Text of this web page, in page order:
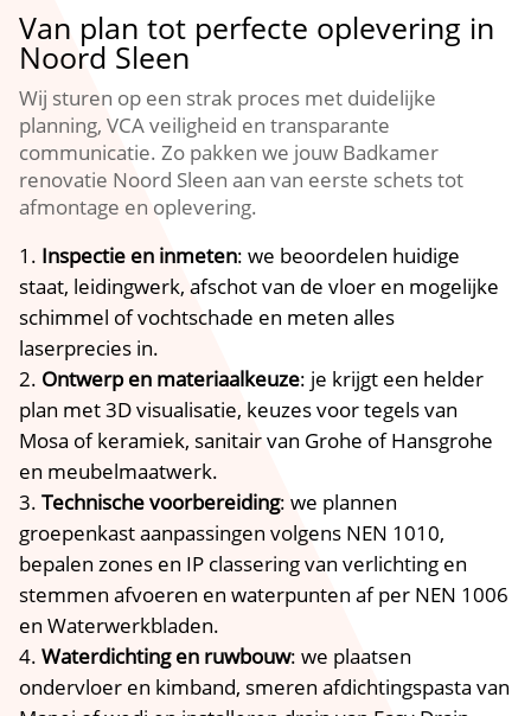
Van plan tot perfecte oplevering in
Noord Sleen
Wij sturen op een strak proces met duidelijke
planning, VCA veiligheid en transparante
communicatie. Zo pakken we jouw Badkamer
renovatie Noord Sleen aan van eerste schets tot
afmontage en oplevering.
Inspectie en inmeten: we beoordelen huidige
staat, leidingwerk, afschot van de vloer en mogelijke
schimmel of vochtschade en meten alles
laserprecies in.
Ontwerp en materiaalkeuze: je krijgt een helder
plan met 3D visualisatie, keuzes voor tegels van
Mosa of keramiek, sanitair van Grohe of Hansgrohe
en meubelmaatwerk.
Technische voorbereiding: we plannen
groepenkast aanpassingen volgens NEN 1010,
bepalen zones en IP classering van verlichting en
stemmen afvoeren en waterpunten af per NEN 1006
en Waterwerkbladen.
Waterdichting en ruwbouw: we plaatsen
ondervloer en kimband, smeren afdichtingspasta van